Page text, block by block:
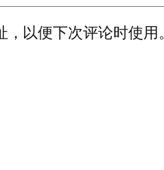
以便下次评论时使用。